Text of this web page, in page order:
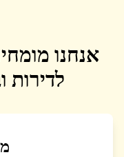
אנחנו
לדירות